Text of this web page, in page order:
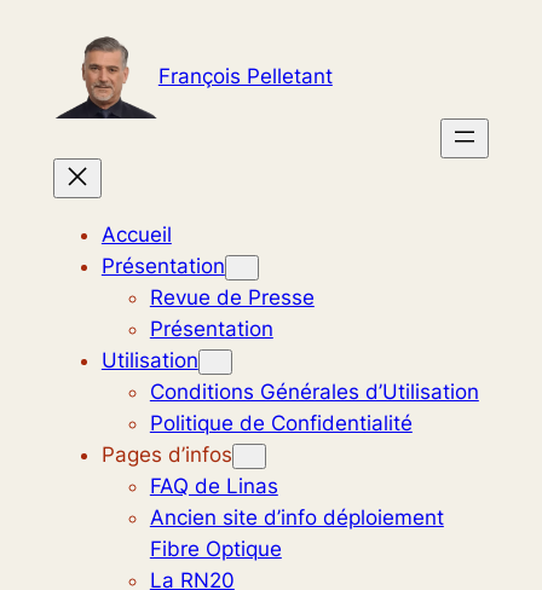
contenu
François Pelletant
Accueil
Présentation
Revue de Presse
Présentation
Utilisation
Conditions Générales d’Utilisation
Politique de Confidentialité
Pages d’infos
FAQ de Linas
Ancien site d’info déploiement
Fibre Optique
La RN20